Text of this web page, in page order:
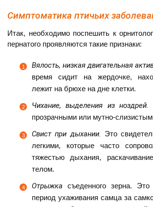
Симптоматика птичьих
Итак, необходимо поспешить к
пернатого проявляются такие признаки:
Вялость, низкая двигательная
время сидит на жердочке,
лежит на брюхе на дне клетки.
Чихание, выделения из ноздрей.
прозрачными или мутно-
Свист при дыхании. Это
легкими, которые часто
тяжестью дыхания,
телом.
Отрыжка съеденного зерна.
период ухаживания самца за